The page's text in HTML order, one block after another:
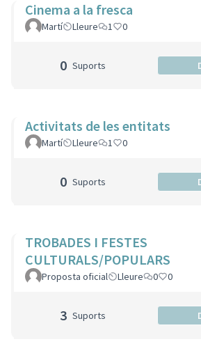
Cinema a la fresca
Martí Lleure 1 0
0 Suports
Activitats de les entitats
Martí Lleure 1 0
0 Suports
TROBADES I FESTES
CULTURALS/POPULARS
Proposta oficial Lleure 0 0
3 Suports